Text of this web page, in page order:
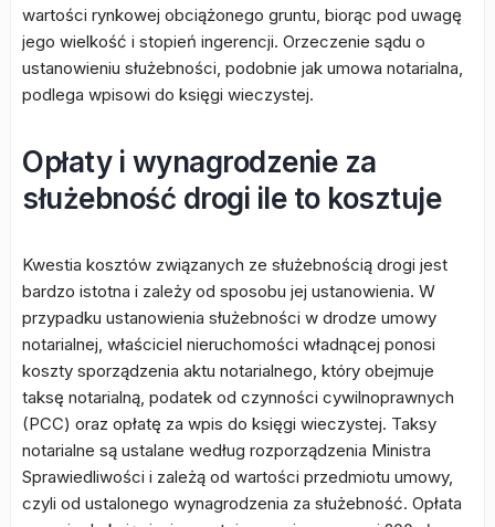
wartości rynkowej obciążonego gruntu, biorąc pod uwagę
jego wielkość i stopień ingerencji. Orzeczenie sądu o
ustanowieniu służebności, podobnie jak umowa notarialna,
podlega wpisowi do księgi wieczystej.
Opłaty i wynagrodzenie za
służebność drogi ile to kosztuje
Kwestia kosztów związanych ze służebnością drogi jest
bardzo istotna i zależy od sposobu jej ustanowienia. W
przypadku ustanowienia służebności w drodze umowy
notarialnej, właściciel nieruchomości władnącej ponosi
koszty sporządzenia aktu notarialnego, który obejmuje
taksę notarialną, podatek od czynności cywilnoprawnych
(PCC) oraz opłatę za wpis do księgi wieczystej. Taksy
notarialne są ustalane według rozporządzenia Ministra
Sprawiedliwości i zależą od wartości przedmiotu umowy,
czyli od ustalonego wynagrodzenia za służebność. Opłata